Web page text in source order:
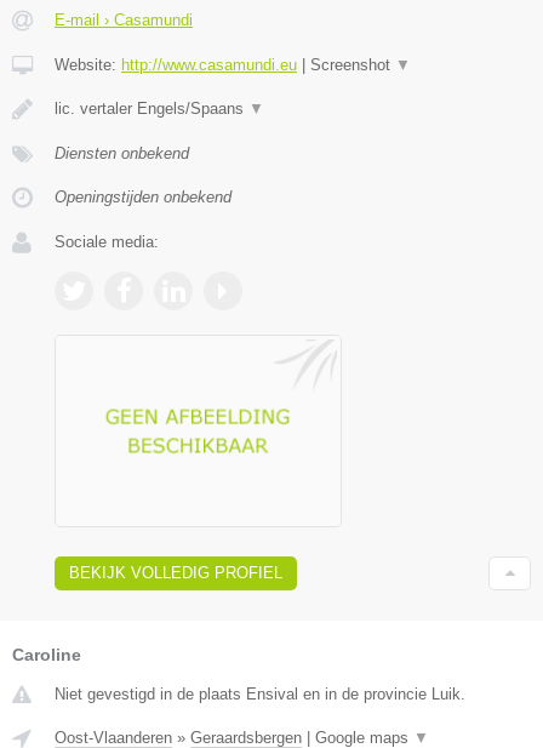
E-mail › Casamundi
Website: http://www.casamundi.eu Screenshot ▼
lic. vertaler Engels/Spaans ▼
Diensten onbekend
Openingstijden onbekend
Sociale media:
BEKIJK VOLLEDIG PROFIEL
Caroline
Niet gevestigd in de plaats Ensival en in de provincie Luik.
Oost-Vlaanderen » Geraardsbergen | Google maps ▼